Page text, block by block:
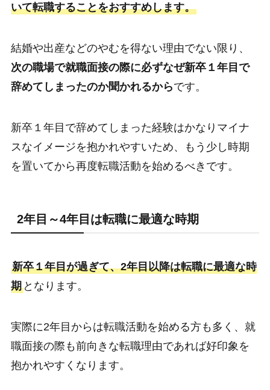
いて転職することをおすすめします。
結婚や出産などのやむを得ない理由でない限り、
次の職場で就職面接の際に必ずなぜ新卒１年目で
辞めてしまったのか聞かれるからです。
新卒１年目で辞めてしまった経験はかなりマイナ
スなイメージを抱かれやすいため、もう少し時期
を置いてから再度転職活動を始めるべきです。
2年目～4年目は転職に最適な時期
新卒１年目が過ぎて、2年目以降は転職に最適な時
期となります。
実際に2年目からは転職活動を始める方も多く、就
職面接の際も前向きな転職理由であれば好印象を
抱かれやすくなります。